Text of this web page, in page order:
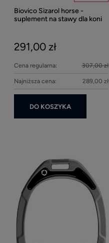
Biovico Sizarol horse -
suplement na stawy dla koni
291,00 zł
Cena regularna: 307,00 zł
Najniższa cena: 289,00 zł
DO KOSZYKA